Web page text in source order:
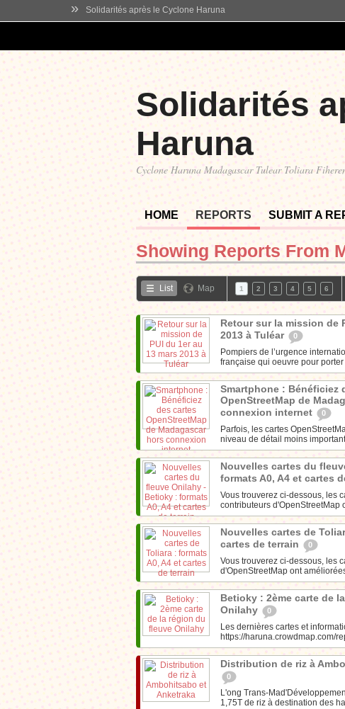
» Solidarités après le Cyclone Haruna
Solidarités
Haruna
Cyclone Haruna Madagascar Tulear Toliara
HOME REPORTS SUBMIT A
Showing Reports From
List Map 1 2 3 4 5 6
Retour sur la mission de
2013 à Tuléar
0
Pompiers de l’urgence
française qui oeuvre pour porter
Smartphone : Bénéficiez
OpenStreetMap de
connexion internet
0
Parfois, les cartes
niveau de détail moins important
Nouvelles cartes du
formats A0, A4 et cartes
Vous trouverez ci-dessous, les
contributeurs d'OpenStreetMap
Nouvelles cartes de
cartes de terrain
0
Vous trouverez ci-dessous, les
d'OpenStreetMap ont
Betioky : 2ème carte de
Onilahy
0
Les dernières cartes et
https://haruna.crowdmap.com/
Distribution de riz à
0
L'ong Trans-
1,75T de riz à destination des